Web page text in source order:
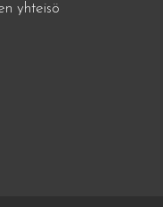
yhteisö